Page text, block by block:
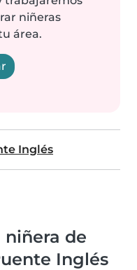
niñeras
área.
Inglés
niñera de
Inglés